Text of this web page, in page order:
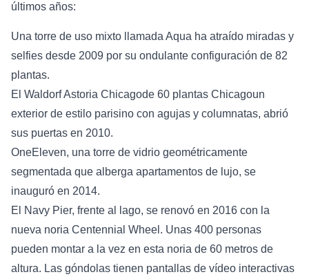
últimos años:
Una torre de uso mixto llamada Aqua ha atraído miradas y
selfies desde 2009 por su ondulante configuración de 82
plantas.
El Waldorf Astoria Chicagode 60 plantas Chicagoun
exterior de estilo parisino con agujas y columnatas, abrió
sus puertas en 2010.
OneEleven, una torre de vidrio geométricamente
segmentada que alberga apartamentos de lujo, se
inauguró en 2014.
El Navy Pier, frente al lago, se renovó en 2016 con la
nueva noria Centennial Wheel. Unas 400 personas
pueden montar a la vez en esta noria de 60 metros de
altura. Las góndolas tienen pantallas de vídeo interactivas